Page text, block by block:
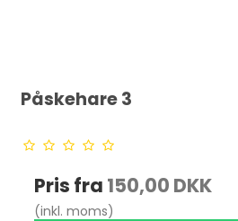
Påskehare 3
Pris fra 150,00 DKK
(inkl. moms)